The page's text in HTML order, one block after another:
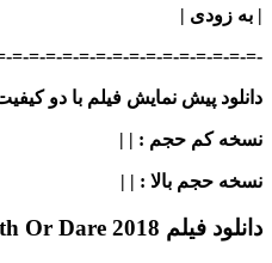
| به زودی |
=-=-=-=-=-=-=-=-=-=-=-=-=-=-=-
دانلود پیش نمایش فیلم با دو
نسخه کم حجم : | |
نسخه حجم بالا : | |
دانلود فیلم Truth Or Dare 2018